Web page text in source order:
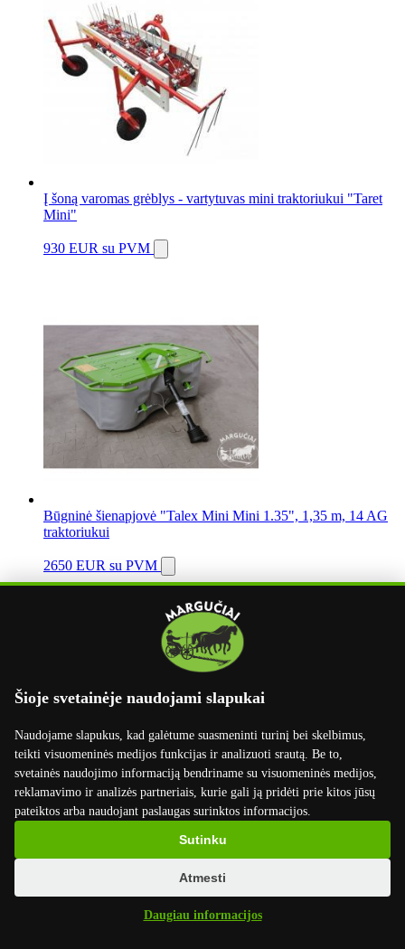
Šioje svetainėje naudojami slapukai
Naudojame slapukus, kad galėtume suasmeninti turinį bei skelbimus,
teikti visuomeninės medijos funkcijas ir analizuoti srautą. Be to,
svetainės naudojimo informaciją bendriname su visuomeninės medijos,
reklamavimo ir analizės partneriais, kurie gali ją pridėti prie kitos jūsų
pateiktos arba naudojant paslaugas surinktos informacijos.
Daugiau informacijos
Sutinku
Atmesti
Į šoną varomas grėblys - vartytuvas mini traktoriukui "Taret
Mini"
930 EUR su PVM
Būgninė šienapjovė "Talex Mini Mini 1.35", 1,35 m, 14 AG
traktoriukui
2650 EUR su PVM